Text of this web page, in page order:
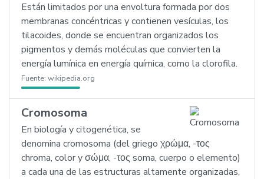
Están limitados por una envoltura formada por dos
membranas concéntricas y contienen vesículas, los
tilacoides, donde se encuentran organizados los
pigmentos y demás moléculas que convierten la
energía lumínica en energía química, como la clorofila.
Fuente: wikipedia.org
Cromosoma
En biología y citogenética, se
denomina cromosoma (del griego χρώμα, -τος
chroma, color y σώμα, -τος soma, cuerpo o elemento)
a cada una de las estructuras altamente organizadas,